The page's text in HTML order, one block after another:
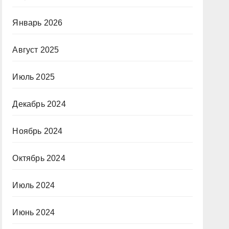
Январь 2026
Август 2025
Июль 2025
Декабрь 2024
Ноябрь 2024
Октябрь 2024
Июль 2024
Июнь 2024